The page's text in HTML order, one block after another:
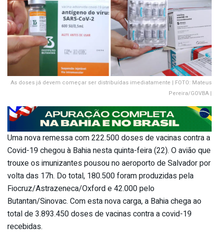
As doses já devem começar ser distribuídas imediatamente | FOTO: Mateus
Pereira/GOVBA |
Uma nova remessa com 222.500 doses de vacinas contra a
Covid-19 chegou à Bahia nesta quinta-feira (22). O avião que
trouxe os imunizantes pousou no aeroporto de Salvador por
volta das 17h. Do total, 180.500 foram produzidas pela
Fiocruz/Astrazeneca/Oxford e 42.000 pelo
Butantan/Sinovac. Com esta nova carga, a Bahia chega ao
total de 3.893.450 doses de vacinas contra a covid-19
recebidas.